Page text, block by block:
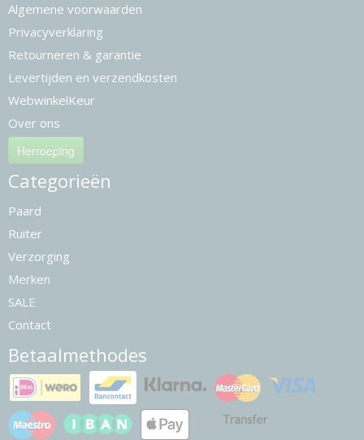
Algemene voorwaarden
Privacyverklaring
Retourneren & garantie
Levertijden en verzendkosten
WebwinkelKeur
Over ons
Herroeping
Categorieën
Paard
Ruiter
Verzorging
Merken
SALE
Contact
Betaalmethodes